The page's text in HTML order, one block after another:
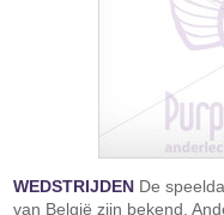
WEDSTRIJDEN De
van België zijn bekend.